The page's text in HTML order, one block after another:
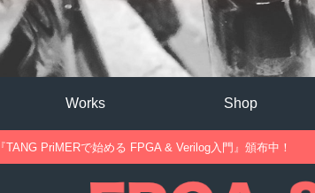
Works Shop
TANG PriMERで始める FPGA & Verilog入門』頒布中！